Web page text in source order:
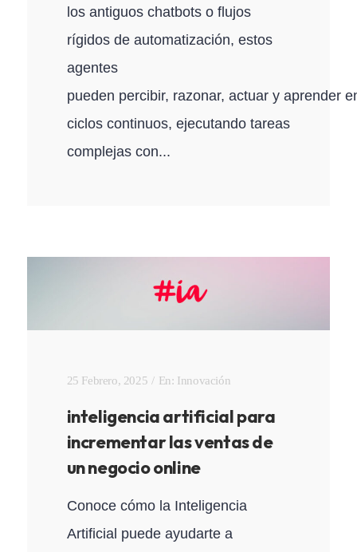
los antiguos chatbots o flujos
rígidos de automatización, estos
agentes
pueden percibir, razonar, actuar y aprender
ciclos continuos, ejecutando tareas
complejas con...
25 Febrero, 2025 En: Innovación
inteligencia artificial para
incrementar las ventas de
un negocio online
Conoce cómo la Inteligencia
Artificial puede ayudarte a